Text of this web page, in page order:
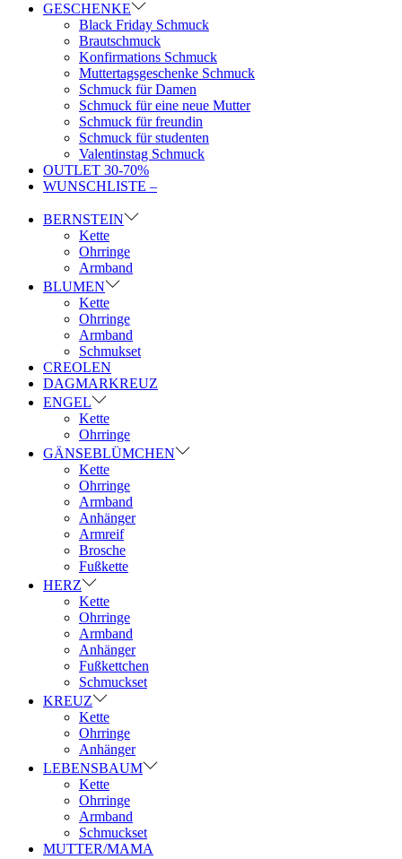
GESCHENKE
Black Friday Schmuck
Brautschmuck
Konfirmations Schmuck
Muttertagsgeschenke Schmuck
Schmuck für Damen
Schmuck für eine neue Mutter
Schmuck für freundin
Schmuck für studenten
Valentinstag Schmuck
OUTLET 30-70%
WUNSCHLISTE –
BERNSTEIN
Kette
Ohrringe
Armband
BLUMEN
Kette
Ohrringe
Armband
Schmukset
CREOLEN
DAGMARKREUZ
ENGEL
Kette
Ohrringe
GÄNSEBLÜMCHEN
Kette
Ohrringe
Armband
Anhänger
Armreif
Brosche
Fußkette
HERZ
Kette
Ohrringe
Armband
Anhänger
Fußkettchen
Schmuckset
KREUZ
Kette
Ohrringe
Anhänger
LEBENSBAUM
Kette
Ohrringe
Armband
Schmuckset
MUTTER/MAMA